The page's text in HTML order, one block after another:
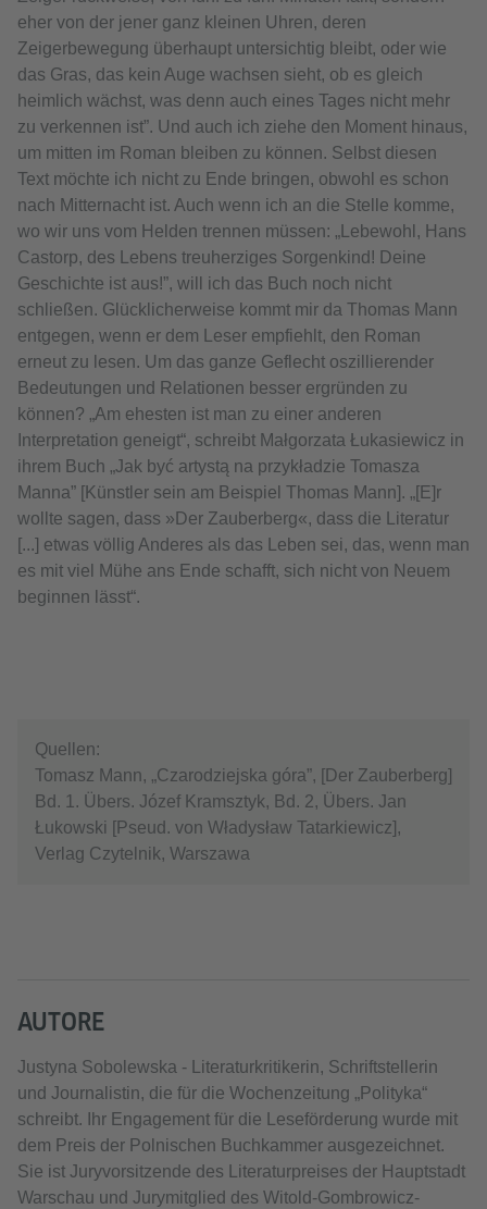
eher von der jener ganz kleinen Uhren, deren
Zeigerbewegung überhaupt untersichtig bleibt, oder wie
das Gras, das kein Auge wachsen sieht, ob es gleich
heimlich wächst, was denn auch eines Tages nicht mehr
zu verkennen ist”. Und auch ich ziehe den Moment hinaus,
um mitten im Roman bleiben zu können. Selbst diesen
Text möchte ich nicht zu Ende bringen, obwohl es schon
nach Mitternacht ist. Auch wenn ich an die Stelle komme,
wo wir uns vom Helden trennen müssen: „Lebewohl, Hans
Castorp, des Lebens treuherziges Sorgenkind! Deine
Geschichte ist aus!”, will ich das Buch noch nicht
schließen. Glücklicherweise kommt mir da Thomas Mann
entgegen, wenn er dem Leser empfiehlt, den Roman
erneut zu lesen. Um das ganze Geflecht oszillierender
Bedeutungen und Relationen besser ergründen zu
können? „Am ehesten ist man zu einer anderen
Interpretation geneigt“, schreibt Małgorzata Łukasiewicz in
ihrem Buch „Jak być artystą na przykładzie Tomasza
Manna” [Künstler sein am Beispiel Thomas Mann]. „[E]r
wollte sagen, dass »Der Zauberberg«, dass die Literatur
[...] etwas völlig Anderes als das Leben sei, das, wenn man
es mit viel Mühe ans Ende schafft, sich nicht von Neuem
beginnen lässt“.
Quellen:
Tomasz Mann, „Czarodziejska góra”, [Der Zauberberg]
Bd. 1. Übers. Józef Kramsztyk, Bd. 2, Übers. Jan
Łukowski [Pseud. von Władysław Tatarkiewicz],
Verlag Czytelnik, Warszawa
AUTORE
Justyna Sobolewska - Literaturkritikerin, Schriftstellerin
und Journalistin, die für die Wochenzeitung „Polityka“
schreibt. Ihr Engagement für die Leseförderung wurde mit
dem Preis der Polnischen Buchkammer ausgezeichnet.
Sie ist Juryvorsitzende des Literaturpreises der Hauptstadt
Warschau und Jurymitglied des Witold-Gombrowicz-